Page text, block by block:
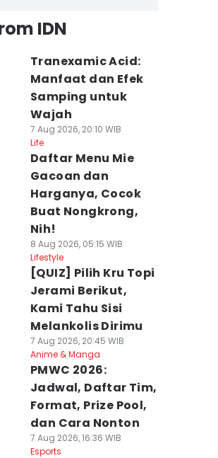
IDN
Tranexamic Acid:
Manfaat dan Efek
Samping untuk
Wajah
7 Aug 2026, 20:10 WIB
Life
Daftar Menu Mie
Gacoan dan
Harganya, Cocok
Buat Nongkrong,
Nih!
8 Aug 2026, 05:15 WIB
Lifestyle
[QUIZ] Pilih Kru Topi
Jerami Berikut,
Kami Tahu Sisi
Melankolis Dirimu
7 Aug 2026, 20:45 WIB
Anime & Manga
PMWC 2026:
Jadwal, Daftar Tim,
Format, Prize Pool,
dan Cara Nonton
7 Aug 2026, 16:36 WIB
Esports